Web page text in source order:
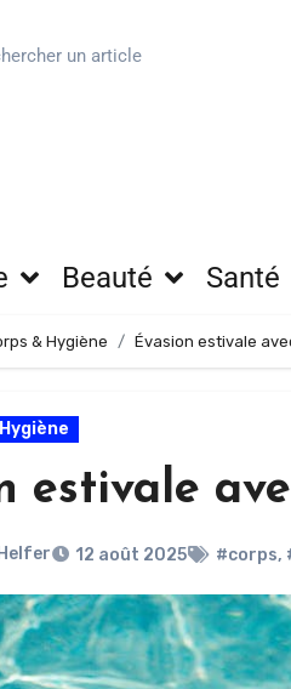
Beauté Santé
& Hygiène Évasion estivale
estivale
12 août 2025 #corps,